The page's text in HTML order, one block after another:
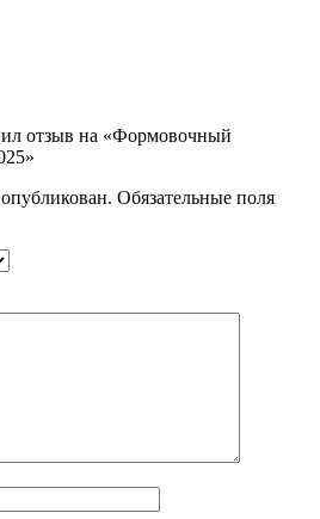
отзыв на «Формовочный
Обязательные поля